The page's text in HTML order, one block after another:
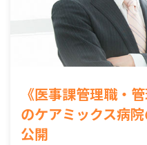
《医事課管理職・
のケアミックス病
公開